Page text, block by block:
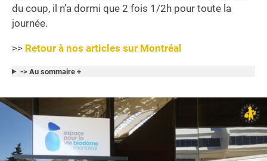
du coup, il n’a dormi que 2 fois 1/2h pour toute la
journée.
>> Retour à nos articles sur Montréal
-> Au sommaire +